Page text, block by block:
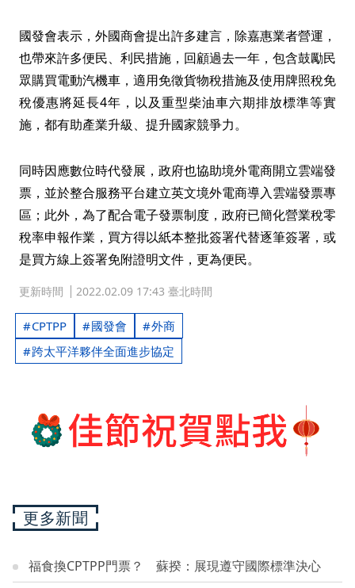
國發會表示，外國商會提出許多建言，除嘉惠業者營運，
也帶來許多便民、利民措施，回顧過去一年，包含鼓勵民
眾購買電動汽機車，適用免徵貨物稅措施及使用牌照稅免
稅優惠將延長4年，以及重型柴油車六期排放標準等實
施，都有助產業升級、提升國家競爭力。
同時因應數位時代發展，政府也協助境外電商開立雲端發
票，並於整合服務平台建立英文境外電商導入雲端發票專
區；此外，為了配合電子發票制度，政府已簡化營業稅零
稅率申報作業，買方得以紙本整批簽署代替逐筆簽署，或
是買方線上簽署免附證明文件，更為便民。
更新時間 2022.02.09 17:43 臺北時間
CPTPP 國發會
外商
跨太平洋夥伴全面進步協定
更多新聞
福食換CPTPP門票？ 蘇揆：展現遵守國際標準決心